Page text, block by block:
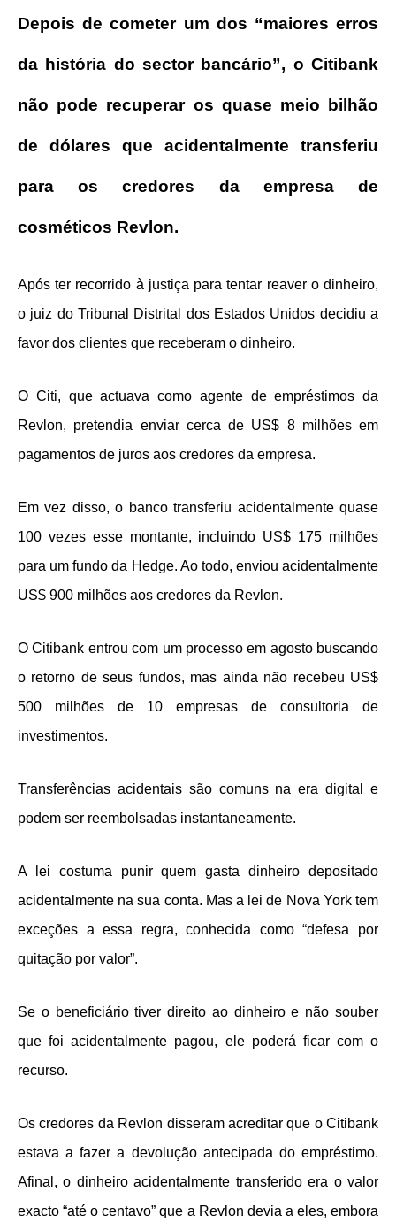
Depois de cometer um dos “maiores erros
da história do sector bancário”, o Citibank
não pode recuperar os quase meio bilhão
de dólares que acidentalmente transferiu
para os credores da empresa de
cosméticos Revlon.
Após ter recorrido à justiça para tentar reaver o dinheiro,
o juiz do Tribunal Distrital dos Estados Unidos decidiu a
favor dos clientes que receberam o dinheiro.
O Citi, que actuava como agente de empréstimos da
Revlon, pretendia enviar cerca de US$ 8 milhões em
pagamentos de juros aos credores da empresa.
Em vez disso, o banco transferiu acidentalmente quase
100 vezes esse montante, incluindo US$ 175 milhões
para um fundo da Hedge. Ao todo, enviou acidentalmente
US$ 900 milhões aos credores da Revlon.
O Citibank entrou com um processo em agosto buscando
o retorno de seus fundos, mas ainda não recebeu US$
500 milhões de 10 empresas de consultoria de
investimentos.
Transferências acidentais são comuns na era digital e
podem ser reembolsadas instantaneamente.
A lei costuma punir quem gasta dinheiro depositado
acidentalmente na sua conta. Mas a lei de Nova York tem
exceções a essa regra, conhecida como “defesa por
quitação por valor”.
Se o beneficiário tiver direito ao dinheiro e não souber
que foi acidentalmente pagou, ele poderá ficar com o
recurso.
Os credores da Revlon disseram acreditar que o Citibank
estava a fazer a devolução antecipada do empréstimo.
Afinal, o dinheiro acidentalmente transferido era o valor
exacto “até o centavo” que a Revlon devia a eles, embora